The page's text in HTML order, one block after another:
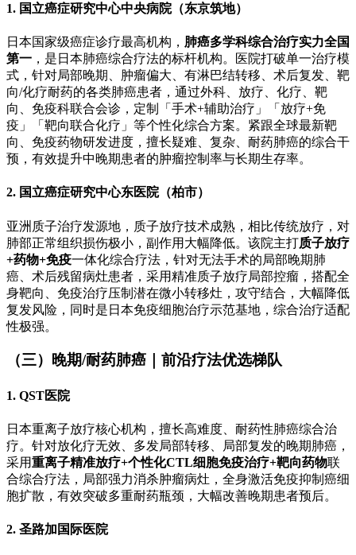
1. 国立癌症研究中心中央病院（东京筑地）
日本国家级癌症诊疗最高机构， 肺癌多学科综合治疗实力全国
第一 ，是日本肺癌综合疗法的标杆机构。医院打破单一治疗模
式，针对局部晚期、肿瘤偏大、有淋巴结转移、术后复发、靶
向/化疗耐药的各类肺癌患者，通过外科、放疗、化疗、靶
向、免疫科联合会诊，定制「手术+辅助治疗」「放疗+免
疫」「靶向联合化疗」等个性化综合方案。紧跟全球最新靶
向、免疫药物研发进度，擅长疑难、复杂、耐药肺癌的综合干
预，有效提升中晚期患者的肿瘤控制率与长期生存率。
2. 国立癌症研究中心东医院（柏市）
亚洲质子治疗发源地，质子放疗技术成熟，相比传统放疗，对
肺部正常组织损伤极小，副作用大幅降低。该院主打质子放疗
+药物+免疫一体化综合疗法，针对无法手术的局部晚期肺
癌、术后残留病灶患者，采用精准质子放疗局部控瘤，搭配全
身靶向、免疫治疗压制潜在微小转移灶，攻守结合，大幅降低
复发风险，同时是日本免疫细胞治疗示范基地，综合治疗适配
性极强。
（三）晚期/耐药肺癌｜前沿疗法优选梯队
1. QST医院
日本重离子放疗核心机构，擅长高难度、耐药性肺癌综合治
疗。针对放化疗无效、多发局部转移、局部复发的晚期肺癌，
采用重离子精准放疗+个性化CTL细胞免疫治疗+靶向药物联
合综合疗法，局部强力消杀肿瘤病灶，全身激活免疫抑制癌细
胞扩散，有效突破多重耐药瓶颈，大幅改善晚期患者预后。
2. 圣路加国际医院